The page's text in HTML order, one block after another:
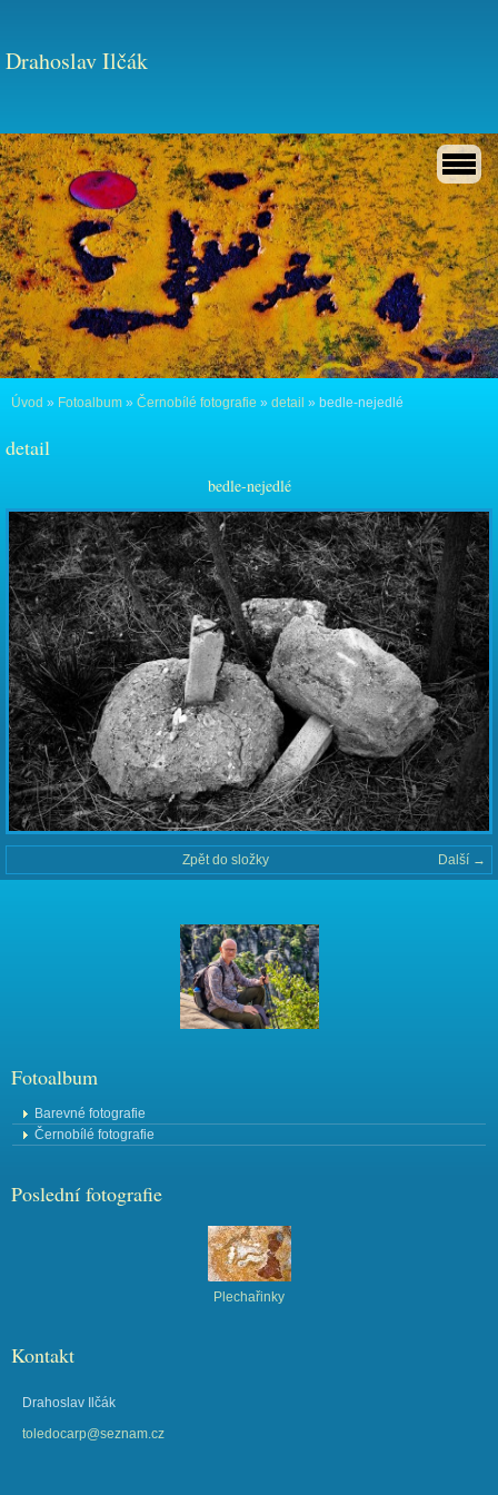
Drahoslav Ilčák
Úvod » Fotoalbum » Černobílé fotografie » detail » bedle-nejedlé
detail
bedle-nejedlé
Další →
Zpět do složky
Fotoalbum
Barevné fotografie
Černobílé fotografie
Poslední fotografie
Plechařinky
Kontakt
Drahoslav Ilčák
toledocarp@seznam.cz